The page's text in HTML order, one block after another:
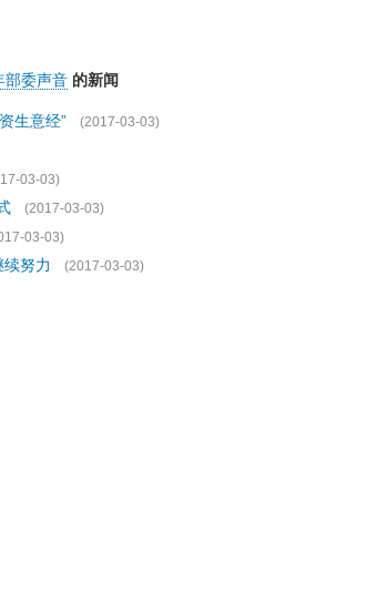
部委声音 的新闻
生意经”
(2017-03-03)
03-03)
(2017-03-03)
03-03)
努力 (2017-03-03)